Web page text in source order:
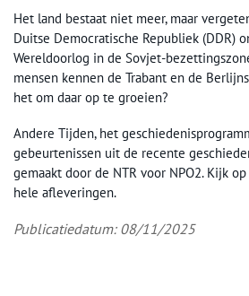
Het land bestaat niet meer, maar
Duitse Democratische Republiek (DDR)
Wereldoorlog in de Sovjet-
mensen kennen de Trabant en de
het om daar op te groeien?
Andere Tijden, het
gebeurtenissen uit de recente
gemaakt door de NTR voor NPO2. Kijk op
hele afleveringen.
Publicatiedatum: 08/11/2025